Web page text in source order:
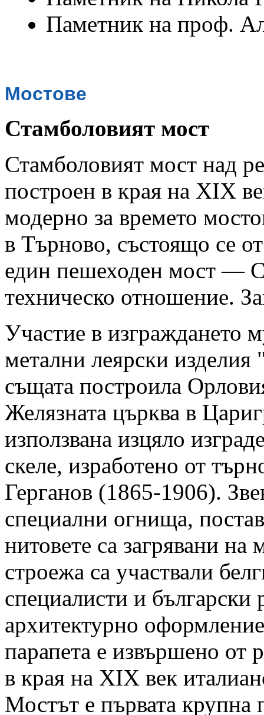
Паметник на проф.
Мостове
Стамболовият мост
Стамболовият мост над
построен в края на XIX
модерно за времето
в Търново, състоящо се
един пешеходен мост —
техническо отношение.
Участие в изграждането
метални леярски
същата построила
Желязната църква в
използвана изцяло
скеле, изработено от
Герганов (1865-1906).
специални огнища,
нитовете са загрявани на
строежа са участвали
специалисти и
архитектурно
парапета е извършено от
в края на ХIХ век
Мостът е първата крупна